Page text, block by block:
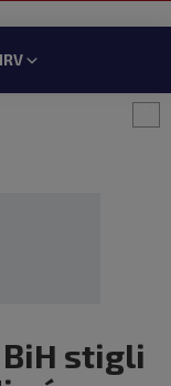
stigli